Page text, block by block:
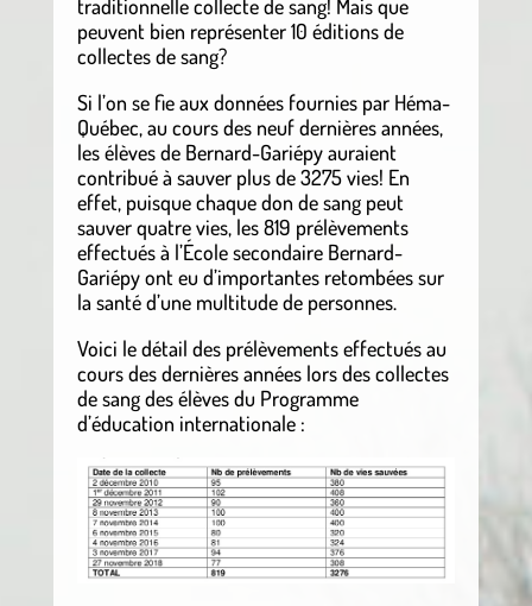
traditionnelle collecte de sang! Mais que
peuvent bien représenter 10 éditions de
collectes de sang?
Si l’on se fie aux données fournies par Héma-
Québec, au cours des neuf dernières années,
les élèves de Bernard-Gariépy auraient
contribué à sauver plus de 3275 vies! En
effet, puisque chaque don de sang peut
sauver quatre vies, les 819 prélèvements
effectués à l’École secondaire Bernard-
Gariépy ont eu d’importantes retombées sur
la santé d’une multitude de personnes.
Voici le détail des prélèvements effectués au
cours des dernières années lors des collectes
de sang des élèves du Programme
d’éducation internationale :